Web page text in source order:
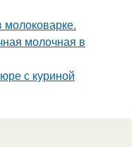
молочная в
с куриной